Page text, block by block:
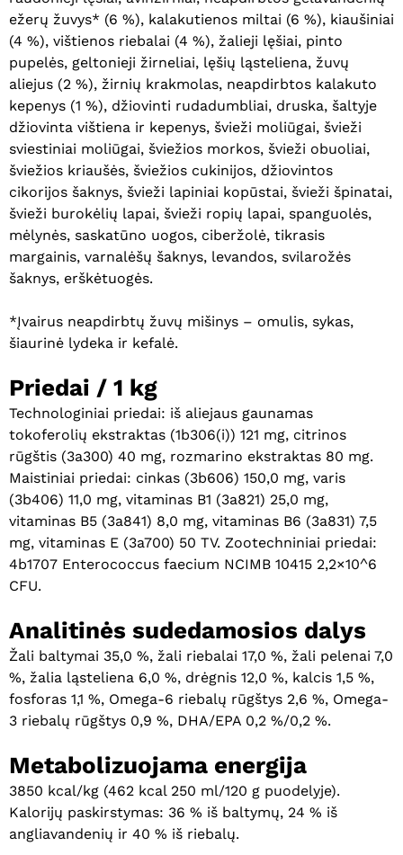
Krepšelyje nėra produktų.
Eiti Į Parduotuvę
ežerų žuvys* (6 %), kalakutienos miltai (6 %), kiaušiniai
(4 %), vištienos riebalai (4 %), žalieji lęšiai, pinto
pupelės, geltonieji žirneliai, lęšių ląsteliena, žuvų
aliejus (2 %), žirnių krakmolas, neapdirbtos kalakuto
kepenys (1 %), džiovinti rudadumbliai, druska, šaltyje
džiovinta vištiena ir kepenys, švieži moliūgai, švieži
sviestiniai moliūgai, šviežios morkos, švieži obuoliai,
šviežios kriaušės, šviežios cukinijos, džiovintos
cikorijos šaknys, švieži lapiniai kopūstai, švieži špinatai,
švieži burokėlių lapai, švieži ropių lapai, spanguolės,
mėlynės, saskatūno uogos, ciberžolė, tikrasis
margainis, varnalėšų šaknys, levandos, svilarožės
šaknys, erškėtuogės.
*Įvairus neapdirbtų žuvų mišinys – omulis, sykas,
šiaurinė lydeka ir kefalė.
Priedai / 1 kg
Technologiniai priedai: iš aliejaus gaunamas
tokoferolių ekstraktas (1b306(i)) 121 mg, citrinos
rūgštis (3a300) 40 mg, rozmarino ekstraktas 80 mg.
Maistiniai priedai: cinkas (3b606) 150,0 mg, varis
(3b406) 11,0 mg, vitaminas B1 (3a821) 25,0 mg,
vitaminas B5 (3a841) 8,0 mg, vitaminas B6 (3a831) 7,5
mg, vitaminas E (3a700) 50 TV. Zootechniniai priedai:
4b1707 Enterococcus faecium NCIMB 10415 2,2×10^6
CFU.
Analitinės sudedamosios dalys
Žali baltymai 35,0 %, žali riebalai 17,0 %, žali pelenai 7,0
%, žalia ląsteliena 6,0 %, drėgnis 12,0 %, kalcis 1,5 %,
fosforas 1,1 %, Omega-6 riebalų rūgštys 2,6 %, Omega-
3 riebalų rūgštys 0,9 %, DHA/EPA 0,2 %/0,2 %.
Metabolizuojama energija
3850 kcal/kg (462 kcal 250 ml/120 g puodelyje).
Kalorijų paskirstymas: 36 % iš baltymų, 24 % iš
angliavandenių ir 40 % iš riebalų.